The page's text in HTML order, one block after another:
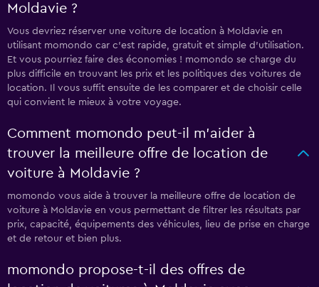
Moldavie ?
Vous devriez réserver une voiture de location à Moldavie en
utilisant momondo car c'est rapide, gratuit et simple d'utilisation.
Et vous pourriez faire des économies ! momondo se charge du
plus difficile en trouvant les prix et les politiques des voitures de
location. Il vous suffit ensuite de les comparer et de choisir celle
qui convient le mieux à votre voyage.
Comment momondo peut-il m’aider à
trouver la meilleure offre de location de
voiture à Moldavie ?
momondo vous aide à trouver la meilleure offre de location de
voiture à Moldavie en vous permettant de filtrer les résultats par
prix, capacité, équipements des véhicules, lieu de prise en charge
et de retour et bien plus.
momondo propose-t-il des offres de